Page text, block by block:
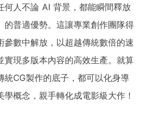
何人不論 AI 背景，都能瞬間釋放
的普適優勢。這讓專業創作團隊得
參數中解放，以超越傳統數倍的速
實現多版本內容的高效生產。就算
統CG製作的底子，都可以化身導
概念，親手轉化成電影級大作！